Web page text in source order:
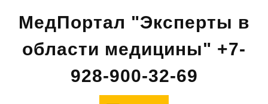
содержимому
МедПортал "Эксперты в
области медицины" +7-
928-900-32-69